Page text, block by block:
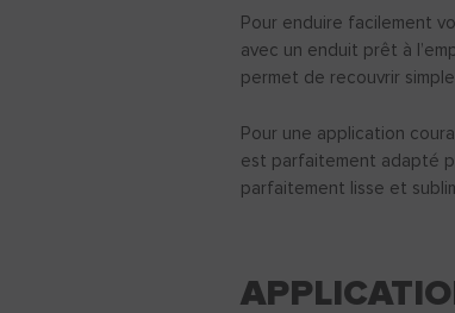
Pour enduire facilement
avec un enduit prêt à
permet de recouvrir
Pour une application
est parfaitement adapté
parfaitement lisse et